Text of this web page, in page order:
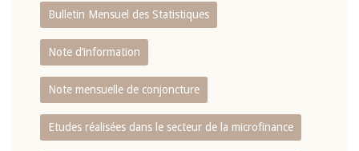
Bulletin Mensuel des Statistiques
Note d’information
Note mensuelle de conjoncture
Etudes réalisées dans le secteur de la microfinance